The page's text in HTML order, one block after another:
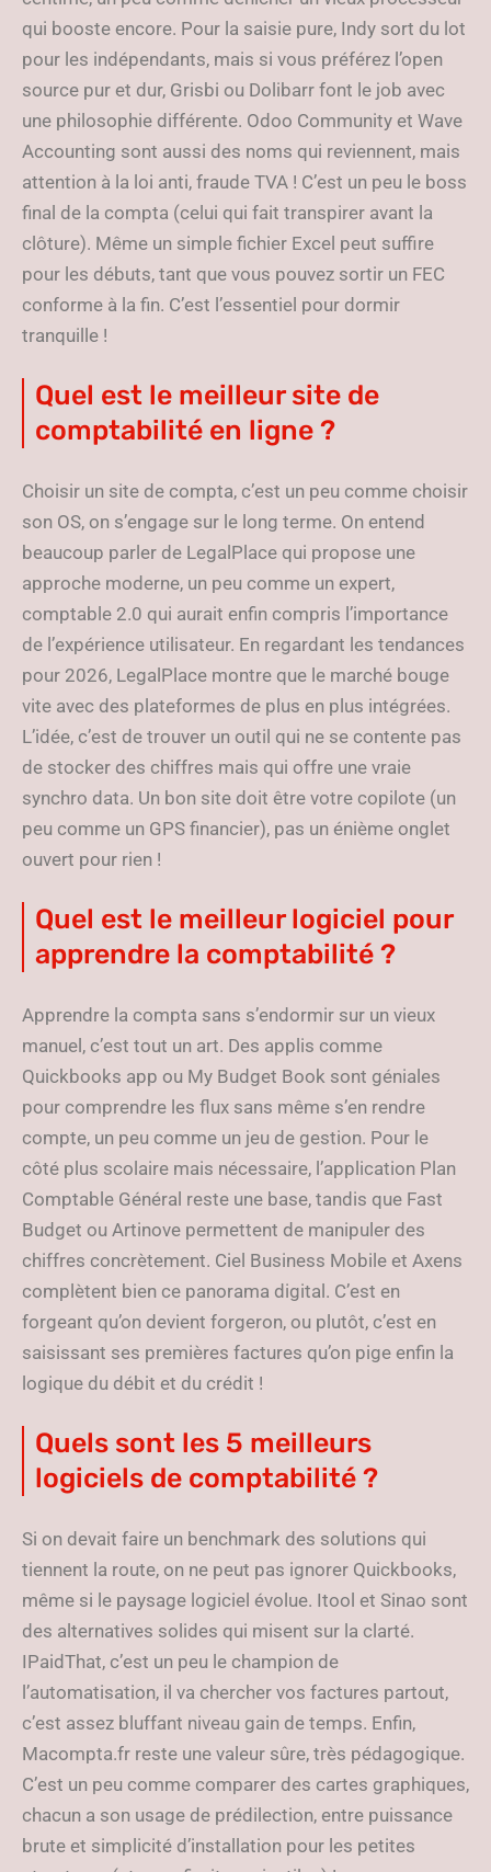
qui booste encore. Pour la saisie pure, Indy sort du lot
pour les indépendants, mais si vous préférez l’open
source pur et dur, Grisbi ou Dolibarr font le job avec
une philosophie différente. Odoo Community et Wave
Accounting sont aussi des noms qui reviennent, mais
attention à la loi anti, fraude TVA ! C’est un peu le boss
final de la compta (celui qui fait transpirer avant la
clôture). Même un simple fichier Excel peut suffire
pour les débuts, tant que vous pouvez sortir un FEC
conforme à la fin. C’est l’essentiel pour dormir
tranquille !
Quel est le meilleur site de
comptabilité en ligne ?
Choisir un site de compta, c’est un peu comme choisir
son OS, on s’engage sur le long terme. On entend
beaucoup parler de LegalPlace qui propose une
approche moderne, un peu comme un expert,
comptable 2.0 qui aurait enfin compris l’importance
de l’expérience utilisateur. En regardant les tendances
pour 2026, LegalPlace montre que le marché bouge
vite avec des plateformes de plus en plus intégrées.
L’idée, c’est de trouver un outil qui ne se contente pas
de stocker des chiffres mais qui offre une vraie
synchro data. Un bon site doit être votre copilote (un
peu comme un GPS financier), pas un énième onglet
ouvert pour rien !
Quel est le meilleur logiciel pour
apprendre la comptabilité ?
Apprendre la compta sans s’endormir sur un vieux
manuel, c’est tout un art. Des applis comme
Quickbooks app ou My Budget Book sont géniales
pour comprendre les flux sans même s’en rendre
compte, un peu comme un jeu de gestion. Pour le
côté plus scolaire mais nécessaire, l’application Plan
Comptable Général reste une base, tandis que Fast
Budget ou Artinove permettent de manipuler des
chiffres concrètement. Ciel Business Mobile et Axens
complètent bien ce panorama digital. C’est en
forgeant qu’on devient forgeron, ou plutôt, c’est en
saisissant ses premières factures qu’on pige enfin la
logique du débit et du crédit !
Quels sont les 5 meilleurs
logiciels de comptabilité ?
Si on devait faire un benchmark des solutions qui
tiennent la route, on ne peut pas ignorer Quickbooks,
même si le paysage logiciel évolue. Itool et Sinao sont
des alternatives solides qui misent sur la clarté.
IPaidThat, c’est un peu le champion de
l’automatisation, il va chercher vos factures partout,
c’est assez bluffant niveau gain de temps. Enfin,
Macompta.fr reste une valeur sûre, très pédagogique.
C’est un peu comme comparer des cartes graphiques,
chacun a son usage de prédilection, entre puissance
brute et simplicité d’installation pour les petites